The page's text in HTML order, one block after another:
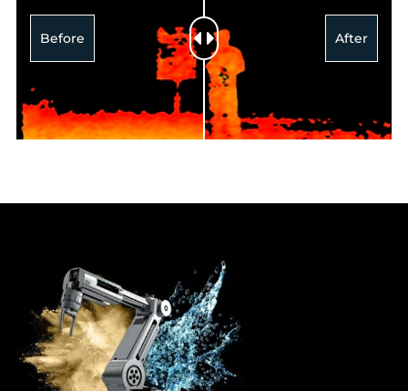
Before After